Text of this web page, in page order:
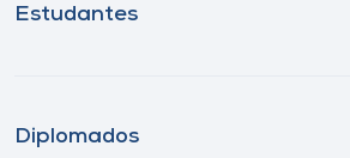
Estudantes
Diplomados